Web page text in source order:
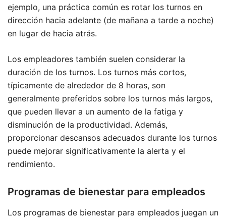
ejemplo, una práctica común es rotar los turnos en
dirección hacia adelante (de mañana a tarde a noche)
en lugar de hacia atrás.
Los empleadores también suelen considerar la
duración de los turnos. Los turnos más cortos,
típicamente de alrededor de 8 horas, son
generalmente preferidos sobre los turnos más largos,
que pueden llevar a un aumento de la fatiga y
disminución de la productividad. Además,
proporcionar descansos adecuados durante los turnos
puede mejorar significativamente la alerta y el
rendimiento.
Programas de bienestar para empleados
Los programas de bienestar para empleados juegan un